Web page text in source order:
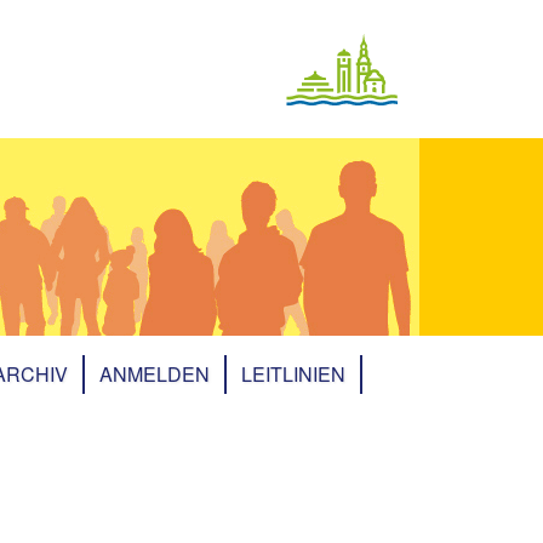
ANMELDEN LEITLINIEN